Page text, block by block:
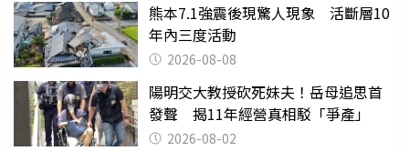
熊本7.1強震後現驚人現象 活斷層10
年內三度活動
2026-08-08
陽明交大教授砍死妹夫！岳母追思首
發聲 揭11年經營真相駁「爭產」
2026-08-02